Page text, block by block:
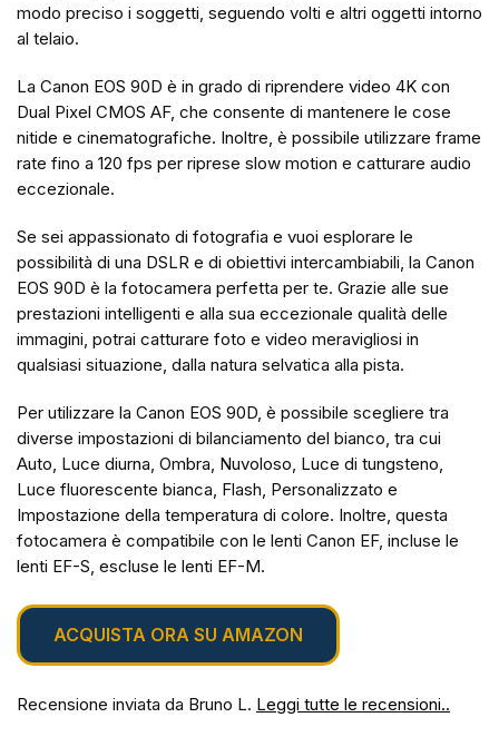
modo preciso i soggetti, seguendo volti e altri oggetti intorno
al telaio.
La Canon EOS 90D è in grado di riprendere video 4K con
Dual Pixel CMOS AF, che consente di mantenere le cose
nitide e cinematografiche. Inoltre, è possibile utilizzare frame
rate fino a 120 fps per riprese slow motion e catturare audio
eccezionale.
Se sei appassionato di fotografia e vuoi esplorare le
possibilità di una DSLR e di obiettivi intercambiabili, la Canon
EOS 90D è la fotocamera perfetta per te. Grazie alle sue
prestazioni intelligenti e alla sua eccezionale qualità delle
immagini, potrai catturare foto e video meravigliosi in
qualsiasi situazione, dalla natura selvatica alla pista.
Per utilizzare la Canon EOS 90D, è possibile scegliere tra
diverse impostazioni di bilanciamento del bianco, tra cui
Auto, Luce diurna, Ombra, Nuvoloso, Luce di tungsteno,
Luce fluorescente bianca, Flash, Personalizzato e
Impostazione della temperatura di colore. Inoltre, questa
fotocamera è compatibile con le lenti Canon EF, incluse le
lenti EF-S, escluse le lenti EF-M.
ACQUISTA ORA SU AMAZON
Recensione inviata da Bruno L. Leggi tutte le recensioni..